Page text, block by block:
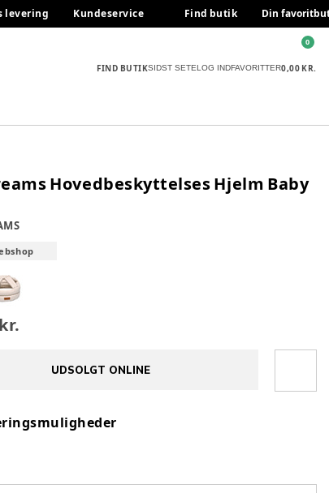
levering Kundeservice Find butik Din
FIND BUTIKSIDST SETELOG INDFAVORITTER0,00 KR.
0
Hovedbeskyttelses Hjelm Baby
UDSOLGT ONLINE